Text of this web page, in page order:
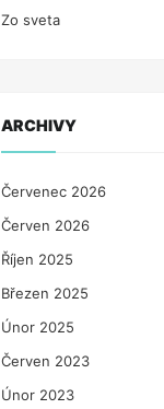
Zo sveta
ARCHIVY
Červenec 2026
Červen 2026
Říjen 2025
Březen 2025
Únor 2025
Červen 2023
Únor 2023